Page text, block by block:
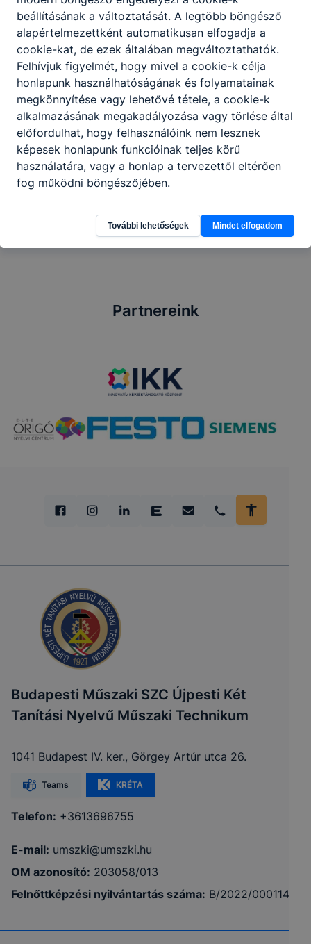
Megosztás
Partnereink
Budapesti Műszaki SZC Újpesti Két
Tanítási Nyelvű Műszaki Technikum
1041 Budapest IV. ker., Görgey Artúr utca 26.
Teams KRÉTA
Telefon: +3613696755
E-mail: umszki@umszki.hu
OM azonosító: 203058/013
Felnőttképzési nyilvántartás száma: B/2022/000114
beállításának a változtatását. A legtöbb böngésző
alapértelmezettként automatikusan elfogadja a
cookie-kat, de ezek általában megváltoztathatók.
Felhívjuk figyelmét, hogy mivel a cookie-k célja
honlapunk használhatóságának és folyamatainak
megkönnyítése vagy lehetővé tétele, a cookie-k
alkalmazásának megakadályozása vagy törlése által
előfordulhat, hogy felhasználóink nem lesznek
képesek honlapunk funkcióinak teljes körű
használatára, vagy a honlap a tervezettől eltérően
fog működni böngészőjében.
További lehetőségek Mindet elfogadom